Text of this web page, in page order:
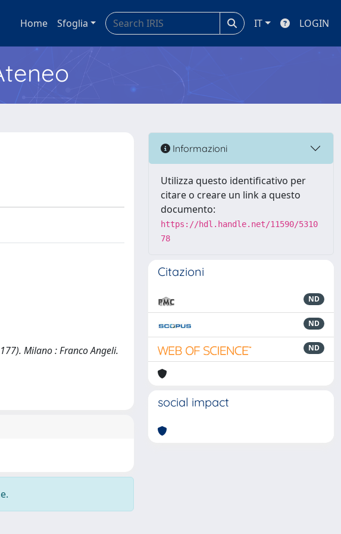
Home Sfoglia IT LOGIN
Milano : Franco Angeli.
Informazioni
Utilizza questo identificativo per
citare o creare un link a questo
documento:
https://hdl.handle.net/11590/5310
78
Citazioni
ND
ND
ND
social impact